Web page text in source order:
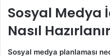
Sosyal Medya
Nasıl
Sosyal medya planlaması